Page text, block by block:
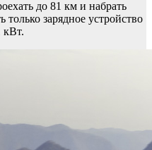
до 81 км и набрать
зарядное устройство
кВт.